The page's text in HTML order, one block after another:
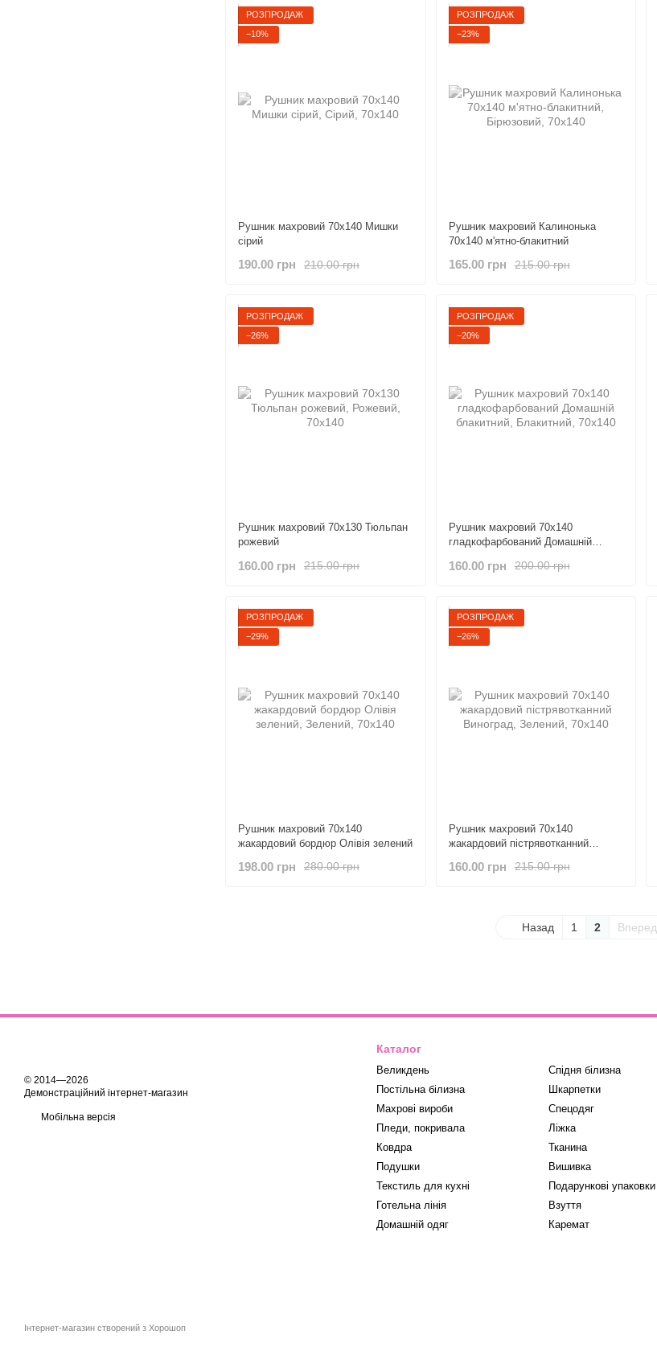
РОЗПРОДАЖ
−10%
Рушник махровий 70х140 Мишки
сірий
210.00 грн
190.00 грн
РОЗПРОДАЖ
−23%
Рушник махровий Калинонька
70х140 м'ятно-блакитний
215.00 грн
165.00 грн
РОЗПРОДАЖ
−26%
Рушник махровий 70х130 Тюльпан
рожевий
215.00 грн
160.00 грн
РОЗПРОДАЖ
−20%
Рушник махровий 70х140
гладкофарбований Домашній
200.00 грн
160.00 грн
РОЗПРОДАЖ
−29%
Рушник махровий 70х140
жакардовий бордюр Олівія зелений
280.00 грн
198.00 грн
РОЗПРОДАЖ
−26%
Рушник махровий 70х140
жакардовий пістрявотканний
215.00 грн
160.00 грн
Назад 1 2 Вперед
© 2014—2026
Демонстраційний інтернет-магазин
Мобільна версія
Інтернет-магазин створений з Хорошоп
Каталог
Великдень
Постільна білизна
Махрові вироби
Пледи, покривала
Ковдра
Подушки
Текстиль для кухні
Готельна лінія
Домашній одяг
Спідня білизна
Шкарпетки
Спецодяг
Ліжка
Тканина
Вишивка
Подарункові упаковки
Взуття
Каремат